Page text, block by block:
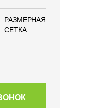
РАЗМЕРНАЯ
СЕТКА